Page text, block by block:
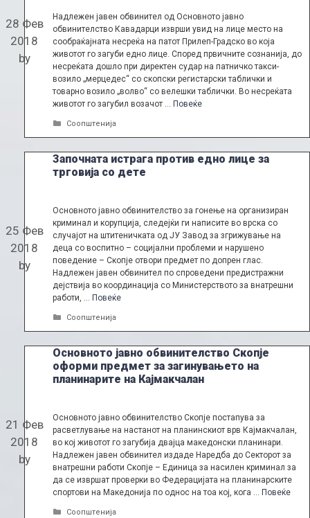
28 Фев
2018
by
Надлежен јавен обвинител од Основното јавно
обвинителство Кавадарци изврши увид на лице место на
сообраќајната несреќа на патот Прилеп-Градско во која
животот го загуби едно лице. Според првичните сознанија, до
несреќата дошло при директен судар на патничко такси-
возило „мерцедес“ со скопски регистарски таблички и
товарно возило „волво“ со велешки таблички. Во несреќата
животот го загубил возачот … Повеќе
Categories
Соопштенија
Започната истрага против едно лице за
трговија со дете
25 Фев
2018
by
Основното јавно обвинителство за гонење на организиран
криминал и корупција, следејќи ги написите во врска со
случајот на штитеничката од ЈУ Завод за згрижување на
деца со воспитно – социјални проблеми и нарушено
поведение – Скопје отвори предмет по допрен глас.
Надлежен јавен обвинител по спроведени предистражни
дејствија во координација со Министерството за внатрешни
работи, … Повеќе
Categories
Соопштенија
Основното јавно обвинителство Скопје
оформи предмет за загинувањето на
планинарите на Кајмакчалан
21 Фев
2018
by
Основното јавно обвинителство Скопје постапува за
расветлување на настанот на планинскиот врв Кајмакчалан,
во кој животот го загубија двајца македонски планинари.
Надлежен јавен обвинител издаде Наредба до Секторот за
внатрешни работи Скопје – Единица за насилен криминал за
да се извршат проверки во Федерацијата на планинарските
спортови на Македонија по однос на тоа кој, кога … Повеќе
Categories
Соопштенија